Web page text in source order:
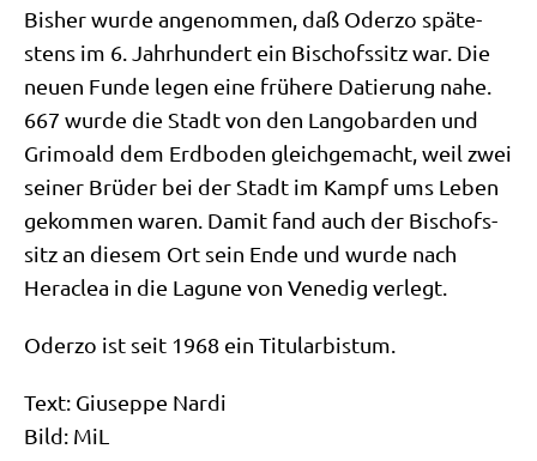
Bis­her wur­de ange­nom­men, daß Oder­zo spä­te­
stens im 6. Jahr­hun­dert ein Bischofs­sitz war. Die
neu­en Fun­de legen eine frü­he­re Datie­rung nahe.
667 wur­de die Stadt von den Lan­go­bar­den und
Gri­mo­ald dem Erd­bo­den gleich­ge­macht, weil zwei
sei­ner Brü­der bei der Stadt im Kampf ums Leben
gekom­men waren. Damit fand auch der Bischofs­
sitz an die­sem Ort sein Ende und wur­de nach
Hera­clea in die Lagu­ne von Vene­dig verlegt.
Oder­zo ist seit 1968 ein Titularbistum.
Text: Giu­sep­pe Nar­di
Bild: MiL